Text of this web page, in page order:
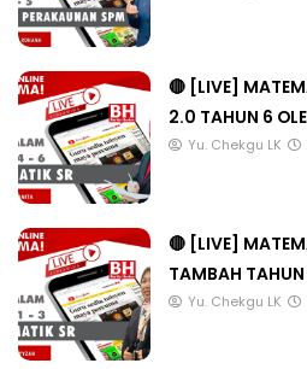
🔴 [LIVE]
2.0 TAHUN 6
Yu. Chekgu LK
🔴 [LIVE]
TAMBAH TAHUN
Yu. Chekgu LK